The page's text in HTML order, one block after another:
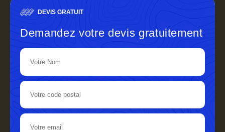
DEVIS GRATUIT
Demandez votre devis gratuitement